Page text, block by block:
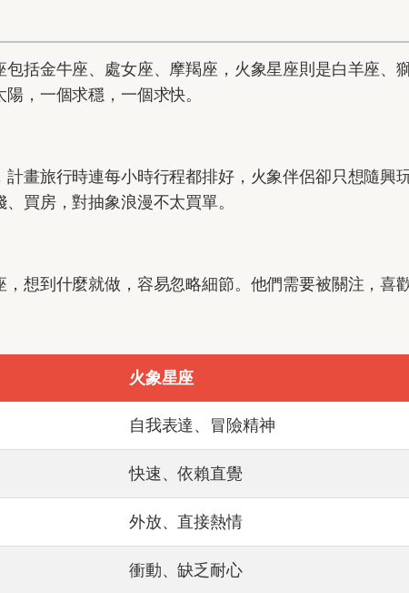
括金牛座、處女座、摩羯座，火象星座則是白羊座、
，一個求穩，一個求快。
畫旅行時連每小時行程都排好，火象伴侶卻只想隨興
買房，對抽象浪漫不太買單。
想到什麼就做，容易忽略細節。他們需要被關注，喜
火象星座
自我表達、冒險精神
快速、依賴直覺
外放、直接熱情
衝動、缺乏耐心